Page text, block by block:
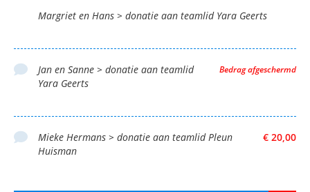
Margriet en Hans > donatie aan teamlid Yara Geerts
Bedrag afgeschermd
Jan en Sanne > donatie aan teamlid
Yara Geerts
€ 20,00
Mieke Hermans > donatie aan teamlid Pleun
Huisman